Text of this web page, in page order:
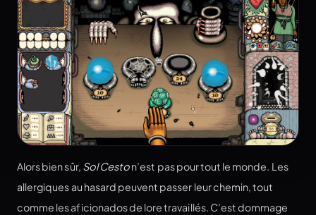
Alors bien sûr, Sol Ceston’est pas pour tout le monde. Les
allergiques au hasard peuvent passer leur chemin, tout
comme les aficionados de lore travaillés. C’est dommage